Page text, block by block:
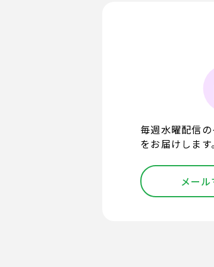
毎週水曜配信
をお届けします。
メー